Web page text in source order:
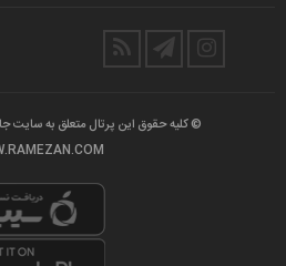
© کلیه حقوق این پرتال متعلق به سایت